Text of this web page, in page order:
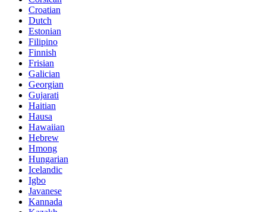
Croatian
Dutch
Estonian
Filipino
Finnish
Frisian
Galician
Georgian
Gujarati
Haitian
Hausa
Hawaiian
Hebrew
Hmong
Hungarian
Icelandic
Igbo
Javanese
Kannada